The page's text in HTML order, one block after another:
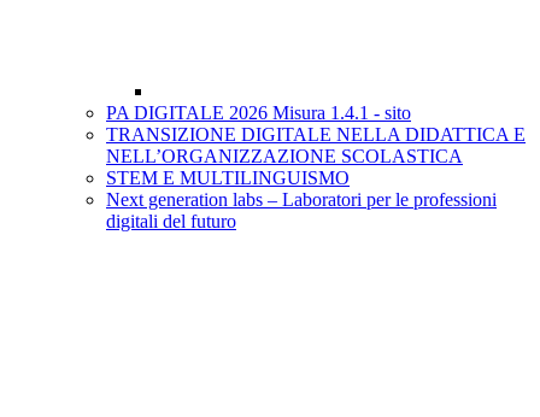
PA DIGITALE 2026 Misura 1.4.1 - sito
TRANSIZIONE DIGITALE NELLA DIDATTICA E
NELL’ORGANIZZAZIONE SCOLASTICA
STEM E MULTILINGUISMO
Next generation labs – Laboratori per le professioni
digitali del futuro